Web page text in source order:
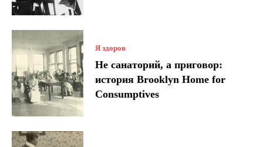
Я здоров
Не санаторий, а приговор:
история Brooklyn Home for
Consumptives